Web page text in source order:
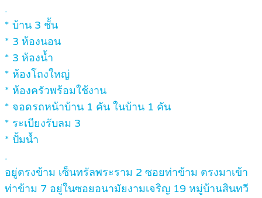
.
* บ้าน 3 ชั้น
* 3 ห้องนอน
* 3 ห้องน้ำ
* ห้องโถงใหญ่
* ห้องครัวพร้อมใช้งาน
* จอดรถหน้าบ้าน 1 คัน ในบ้าน 1 คัน
* ระเบียงรับลม 3
* ปั้มน้ำ
.
อยู่ตรงข้าม เซ็นทรัลพระราม 2 ซอยท่าข้าม ตรงมาเข้า
ท่าข้าม 7 อยู่ในซอยอนามัยงามเจริญ 19 หมู่บ้านสินทวี